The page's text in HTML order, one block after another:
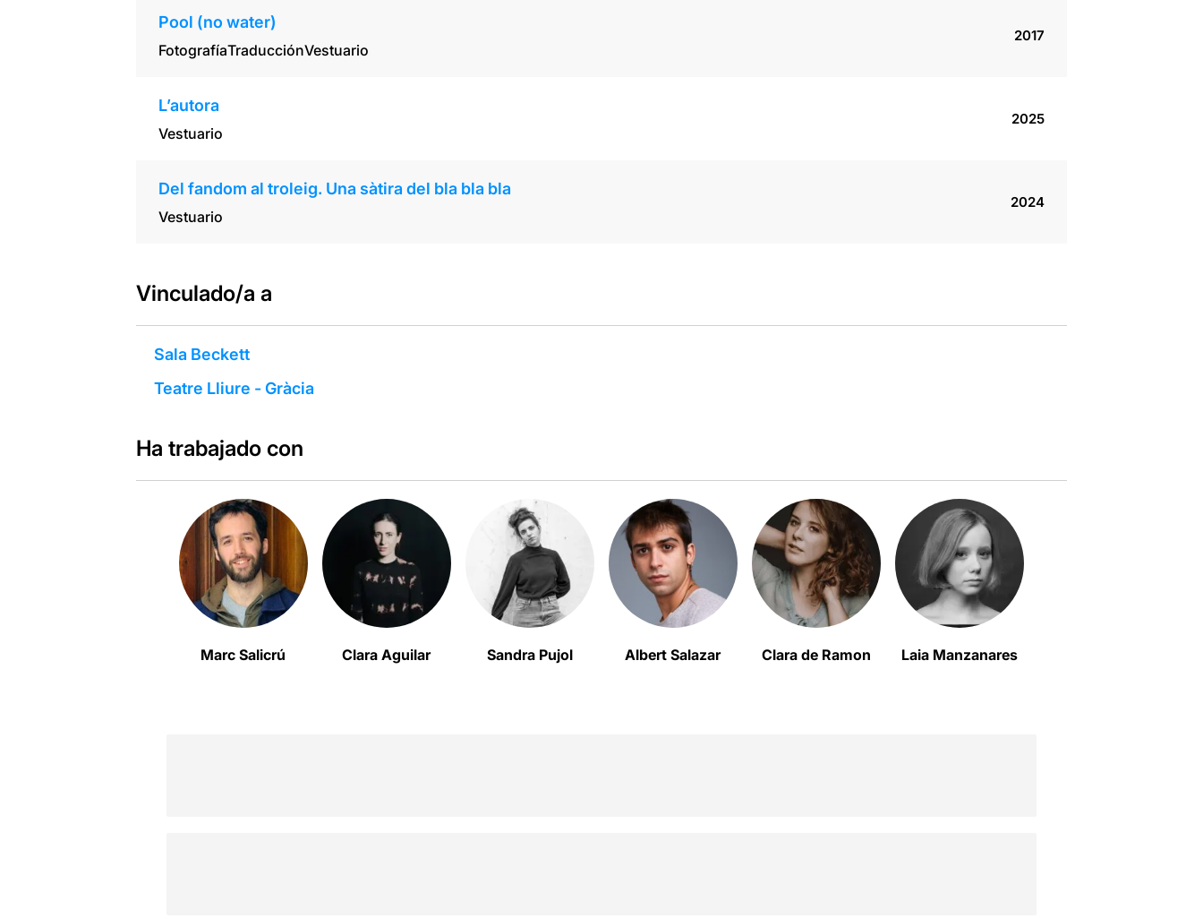
Pool (no water)
FotografíaTraducciónVestuario
2017
L’autora
Vestuario
2025
Del fandom al troleig. Una sàtira del bla bla bla
Vestuario
2024
Vinculado/a a
Sala Beckett
Teatre Lliure - Gràcia
Ha trabajado con
Marc Salicrú Clara Aguilar Sandra Pujol Albert Salazar Clara de Ramon Laia Manzanares